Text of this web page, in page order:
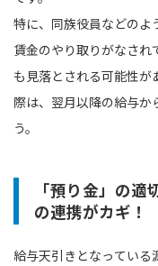
特に、同族役員などのよ
賃金のやり取りがなされ
も見落とされる可能性が
際は、翌月以降の給与か
う。
「預り金」の
の連携がカギ！
給与天引きとなっている